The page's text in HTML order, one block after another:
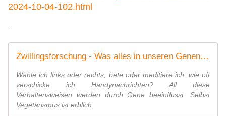
2024-10-04-102.html
-
Zwillingsforschung - Was alles in unseren Genen steckt
Wähle ich links oder rechts, bete oder meditiere ich, wie oft
verschicke ich Handynachrichten? All diese
Verhaltensweisen werden durch Gene beeinflusst. Selbst
Vegetarismus ist erblich.